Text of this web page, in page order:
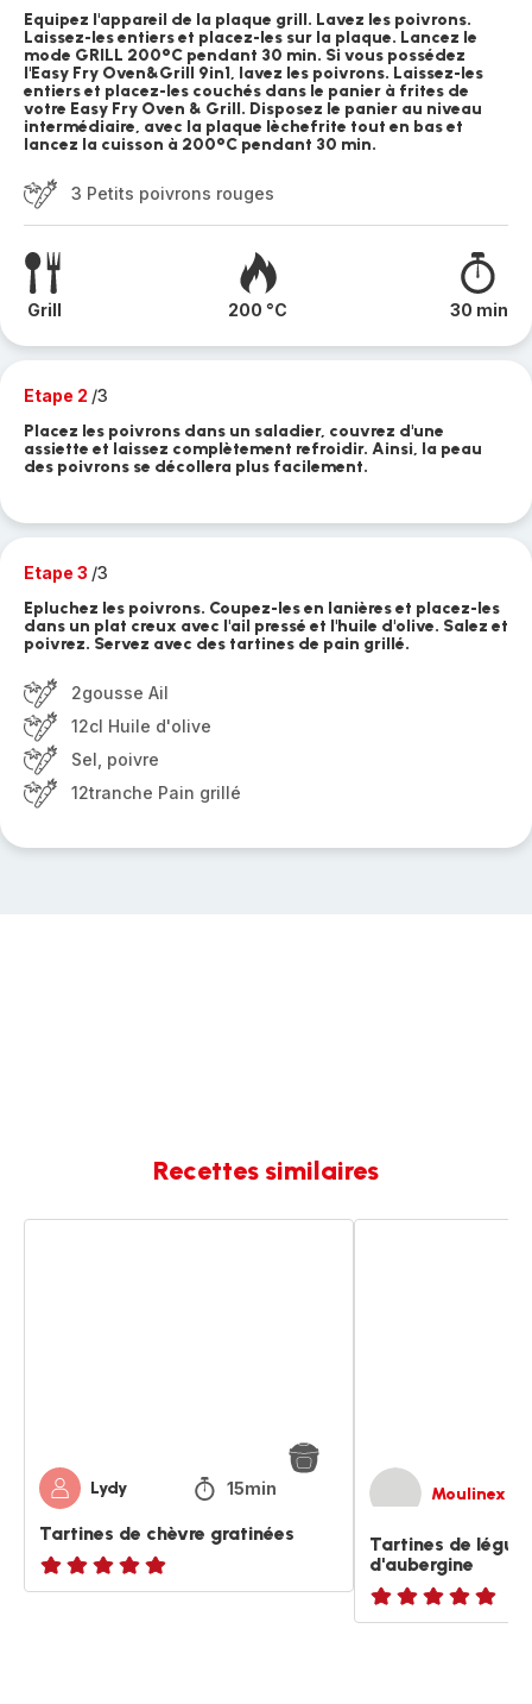
Equipez l'appareil de la plaque grill. Lavez les poivrons.
Laissez-les entiers et placez-les sur la plaque. Lancez le
mode GRILL 200°C pendant 30 min. Si vous possédez
l'Easy Fry Oven&Grill 9in1, lavez les poivrons. Laissez-les
entiers et placez-les couchés dans le panier à frites de
votre Easy Fry Oven & Grill. Disposez le panier au niveau
intermédiaire, avec la plaque lèchefrite tout en bas et
lancez la cuisson à 200°C pendant 30 min.
3 Petits poivrons rouges
Grill 200 °C 30 min
Etape 2 /3
Placez les poivrons dans un saladier, couvrez d'une
assiette et laissez complètement refroidir. Ainsi, la peau
des poivrons se décollera plus facilement.
Etape 3 /3
Epluchez les poivrons. Coupez-les en lanières et placez-les
dans un plat creux avec l'ail pressé et l'huile d'olive. Salez et
poivrez. Servez avec des tartines de pain grillé.
2gousse Ail
12cl Huile d'olive
Sel, poivre
12tranche Pain grillé
Recettes similaires
Lydy 15min
Tartines de chèvre gratinées
ratings.NaN
Moulinex
Tartines de
d'aubergine
ratings.NaN